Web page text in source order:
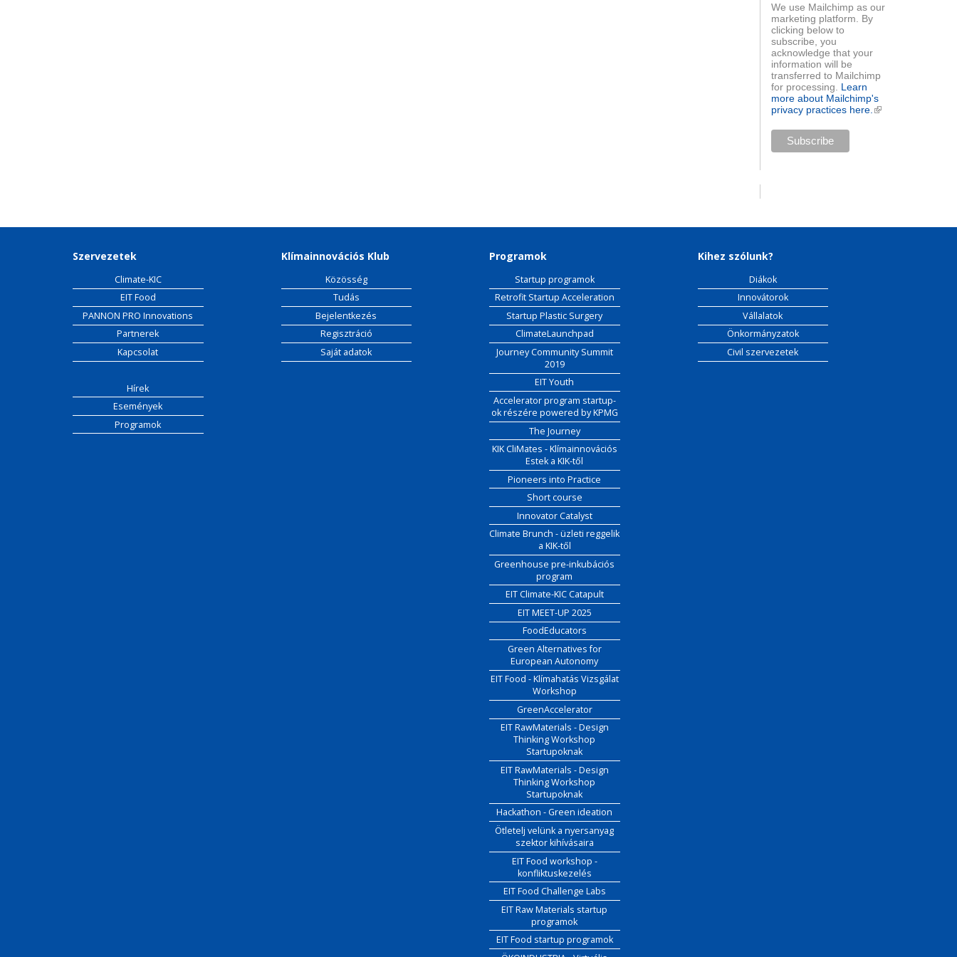
We use Mailchimp as our
marketing platform. By
clicking below to
subscribe, you
acknowledge that your
information will be
transferred to Mailchimp
for processing. Learn
more about Mailchimp's
privacy practices here. (külső
Szervezetek
Climate-KIC
EIT Food
PANNON PRO Innovations
Partnerek
Kapcsolat
Hírek
Események
Programok
Klímainnovációs Klub
Közösség
Tudás
Bejelentkezés
Regisztráció
Saját adatok
Programok
Startup programok
Retrofit Startup Acceleration
Startup Plastic Surgery
ClimateLaunchpad
Journey Community Summit
2019
EIT Youth
Accelerator program startup-
ok részére powered by KPMG
The Journey
KIK CliMates - Klímainnovációs
Estek a KIK-től
Pioneers into Practice
Short course
Innovator Catalyst
Climate Brunch - üzleti reggelik
a KIK-től
Greenhouse pre-inkubációs
program
EIT Climate-KIC Catapult
EIT MEET-UP 2025
FoodEducators
Green Alternatives for
European Autonomy
EIT Food - Klímahatás Vizsgálat
Workshop
GreenAccelerator
EIT RawMaterials - Design
Thinking Workshop
Startupoknak
EIT RawMaterials - Design
Thinking Workshop
Startupoknak
Hackathon - Green ideation
Ötletelj velünk a nyersanyag
szektor kihívásaira
EIT Food workshop -
konfliktuskezelés
EIT Food Challenge Labs
EIT Raw Materials startup
programok
EIT Food startup programok
Kihez szólunk?
Diákok
Innovátorok
Vállalatok
Önkormányzatok
Civil szervezetek